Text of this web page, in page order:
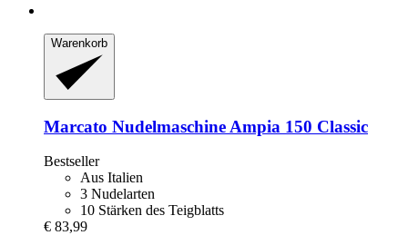
Warenkorb
Marcato Nudelmaschine Ampia 150 Classic
Bestseller
Aus Italien
3 Nudelarten
10 Stärken des Teigblatts
€ 83,99